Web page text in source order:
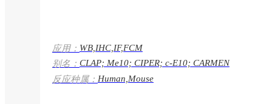
应用： WB,IHC,IF,FCM
别名： CLAP; Me10; CIPER; c-E10; CARMEN
反应种属： Human,Mouse